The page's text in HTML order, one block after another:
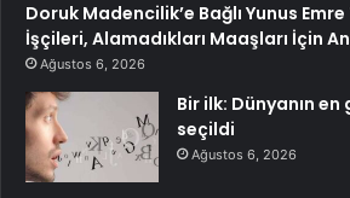
Doruk Madencilik’e Bağlı Yunus
İşçileri, Alamadıkları Maaşları İçin
Ağustos 6, 2026
Bir ilk: Dünyanın
seçildi
Ağustos 6, 2026